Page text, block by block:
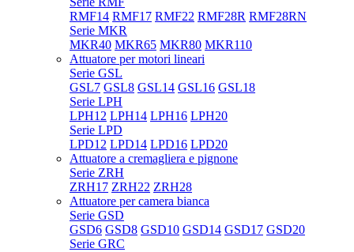
RMF14 RMF17 RMF22 RMF28R RMF28RN
Serie MKR
MKR40 MKR65 MKR80 MKR110
Attuatore per motori lineari
Serie GSL
GSL7 GSL8 GSL14 GSL16 GSL18
Serie LPH
LPH12 LPH14 LPH16 LPH20
Serie LPD
LPD12 LPD14 LPD16 LPD20
Attuatore a cremagliera e pignone
Serie ZRH
ZRH17 ZRH22 ZRH28
Attuatore per camera bianca
Serie GSD
GSD6 GSD8 GSD10 GSD14 GSD17 GSD20
Serie GRC